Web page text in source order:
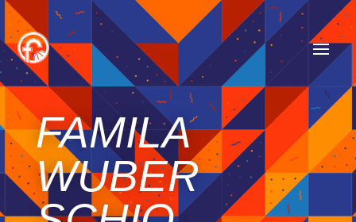
FAMILA
WUBER